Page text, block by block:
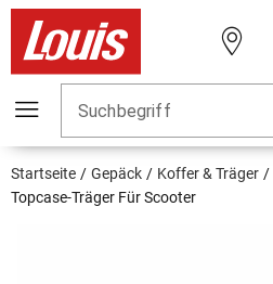
Suchbegriff
Startseite Gepäck Koffer & Träger
Topcase-Träger Für Scooter